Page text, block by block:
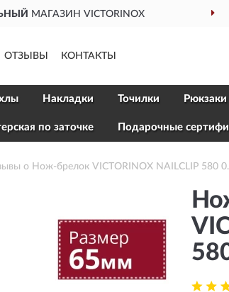
VICTORINOX
ОТЗЫВЫ КОНТАКТЫ
Накладки Точилки Рюкзаки
по заточке Подарочные
о Нож-брелок VICTORINOX NAILCLIP 580